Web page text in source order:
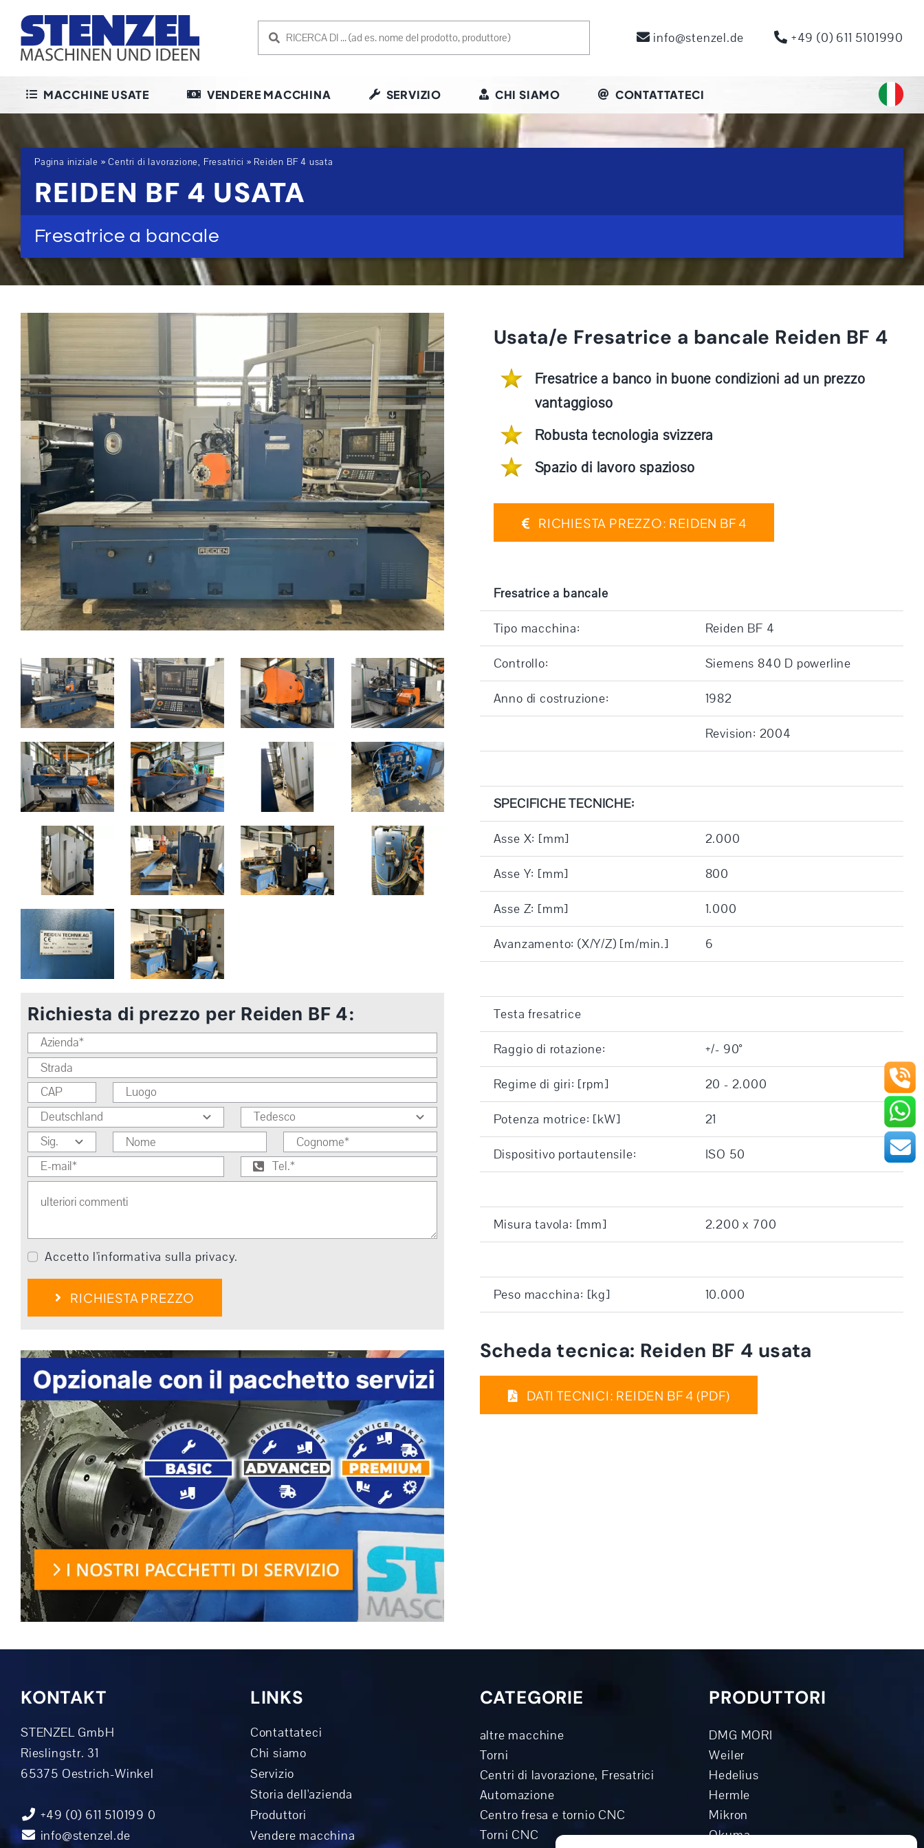
content
info@stenzel.de +49 (0) 611 5101990
MACCHINE USATE VENDERE MACCHINA SERVIZIO CHI SIAMO CONTATTATECI
Pagina iniziale »Centri di lavorazione, Fresatrici » Reiden BF 4 usata
REIDEN BF 4 USATA
Fresatrice a bancale
Richiesta di prezzo per Reiden BF 4:
Accetto l'informativa sulla privacy.
RICHIESTA PREZZO
Usata/e Fresatrice a bancale Reiden BF 4
Fresatrice a banco in buone condizioni ad un prezzo
vantaggioso
Robusta tecnologia svizzera
Spazio di lavoro spazioso
RICHIESTA PREZZO: REIDEN BF 4
Fresatrice a bancale
Tipo macchina: Reiden BF 4
Controllo: Siemens 840 D powerline
Anno di costruzione: 1982
Revision: 2004
SPECIFICHE TECNICHE:
Asse X: [mm] 2.000
Asse Y: [mm] 800
Asse Z: [mm] 1.000
Avanzamento: (X/Y/Z) [m/min.] 6
Testa fresatrice
Raggio di rotazione: +/- 90°
Regime di giri: [rpm] 20 - 2.000
Potenza motrice: [kW] 21
Dispositivo portautensile: ISO 50
Misura tavola: [mm] 2.200 x 700
Peso macchina: [kg] 10.000
Scheda tecnica: Reiden BF 4 usata
DATI TECNICI: REIDEN BF 4 (PDF)
KONTAKT
STENZEL GmbH
Rieslingstr. 31
65375 Oestrich-Winkel
+49 (0) 611 510199 0
info@stenzel.de
LINKS
Contattateci
Chi siamo
Servizio
Storia dell'azienda
Produttori
Vendere macchina
CATEGORIE
altre macchine
Torni
Centri di lavorazione, Fresatrici
Automazione
Centro fresa e tornio CNC
Torni CNC
PRODUTTORI
DMG MORI
Weiler
Hedelius
Hermle
Mikron
Okuma